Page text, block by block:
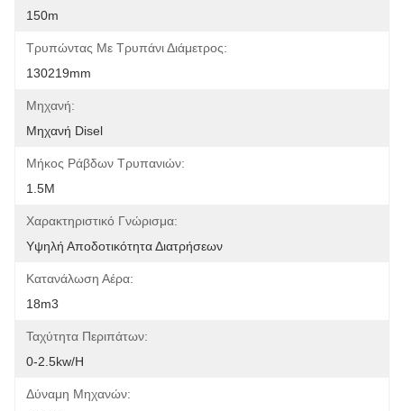
150m
Τρυπώντας Με Τρυπάνι Διάμετρος:
130219mm
Μηχανή:
Μηχανή Disel
Μήκος Ράβδων Τρυπανιών:
1.5M
Χαρακτηριστικό Γνώρισμα:
Υψηλή Αποδοτικότητα Διατρήσεων
Κατανάλωση Αέρα:
18m3
Ταχύτητα Περιπάτων:
0-2.5kw/h
Δύναμη Μηχανών: